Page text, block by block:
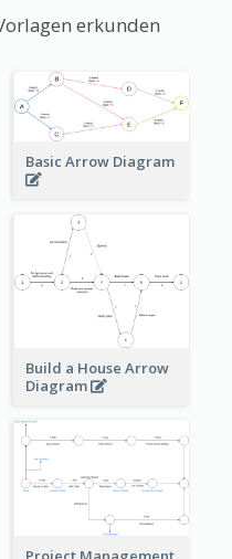
erkunden
Basic Arrow Diagram
Build a House Arrow
Diagram